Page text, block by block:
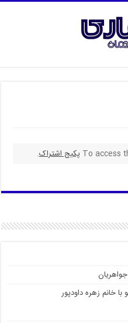
To access پکیج اشتراک.
خانم زهره داودپور